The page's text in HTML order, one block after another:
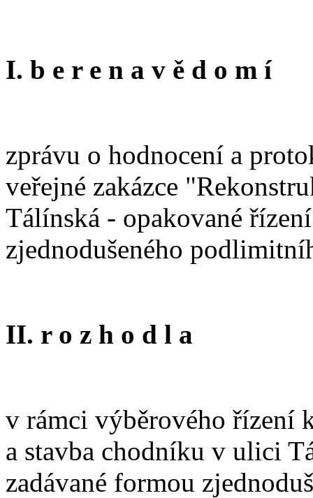
I. b e r e n a v ě d o m í
zprávu o hodnocení a
veřejné zakázce
Tálínská - opakované
zjednodušeného
II. r o z h o d l a
v rámci výběrového řízení
a stavba chodníku v ulici
zadávané formou